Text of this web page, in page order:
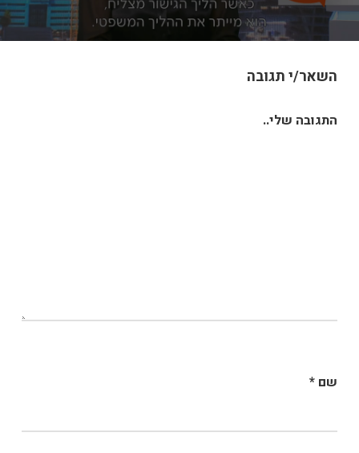
השאר/י תגובה
התגובה שלי..
שם *